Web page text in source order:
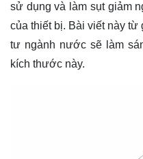
sử dụng và làm sụt giảm
của thiết bị. Bài viết này từ
tư ngành nước sẽ làm
kích thước này.